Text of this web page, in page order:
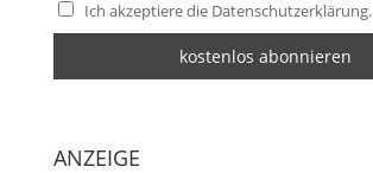
Ich akzeptiere die Datenschutzerklärung.
ANZEIGE